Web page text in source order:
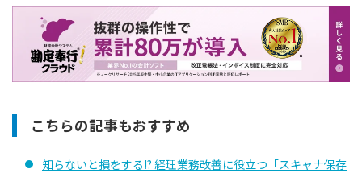
こちらの記事もおすすめ
知らないと損をする!? 経理業務改善に役立つ「スキャナ保存